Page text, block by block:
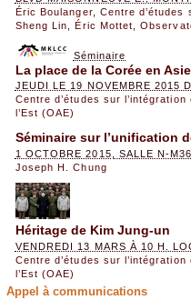
Éric Boulanger, Centre d’études
Sheng Lin
Éric Mottet ,
Séminaire
La place de la Corée en
JEUDI LE 19 NOVEMBRE 2015
Centre d’études sur
l’Est (OAE)
Séminaire sur l’unification
1 OCTOBRE 2015, SALLE N-
Joseph H. Chung
Héritage de Kim Jung-un
VENDREDI 13 MARS À 10 H.
Centre d’études sur
l’Est (OAE)
Appel à communications